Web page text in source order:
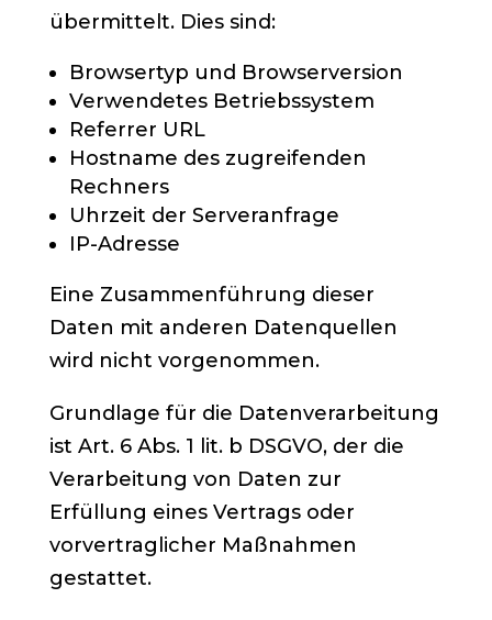
übermittelt. Dies sind:
Browsertyp und Browserversion
Verwendetes Betriebssystem
Referrer URL
Hostname des zugreifenden
Rechners
Uhrzeit der Serveranfrage
IP-Adresse
Eine Zusammenführung dieser
Daten mit anderen Datenquellen
wird nicht vorgenommen.
Grundlage für die Datenverarbeitung
ist Art. 6 Abs. 1 lit. b DSGVO, der die
Verarbeitung von Daten zur
Erfüllung eines Vertrags oder
vorvertraglicher Maßnahmen
gestattet.